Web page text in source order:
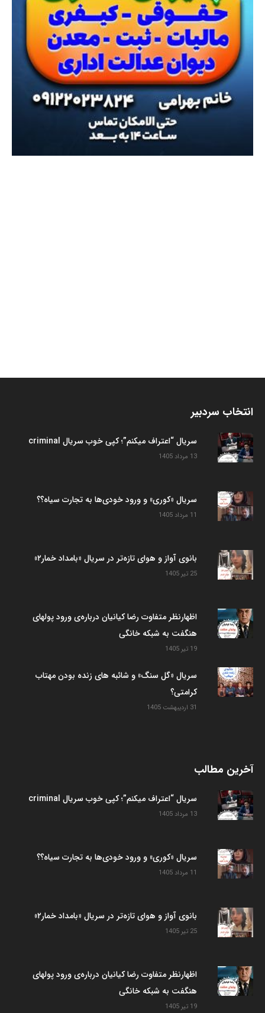
انتخاب سردبیر
سریال “اعتراف میکنم”؛ کپی خوب سریال criminal
13 مرداد 1405
سریال «کوری» و ورود خودی‌ها به تجارت سیاه؟؟
11 مرداد 1405
بانوی آواز و هوای تازه‌تر در سریال «بامداد خمار۲»
25 تیر 1405
اظهارنظر متفاوت رضا کیانیان درباره‌ی ورود پولهای
هنگفت به شبکه خانگی
19 تیر 1405
سریال «گل سنگ» و شائبه های زنده بودن مهتاب
کرامتی؟
31 اردیبهشت 1405
آخرین مطالب
سریال “اعتراف میکنم”؛ کپی خوب سریال criminal
13 مرداد 1405
سریال «کوری» و ورود خودی‌ها به تجارت سیاه؟؟
11 مرداد 1405
بانوی آواز و هوای تازه‌تر در سریال «بامداد خمار۲»
25 تیر 1405
اظهارنظر متفاوت رضا کیانیان درباره‌ی ورود پولهای
هنگفت به شبکه خانگی
19 تیر 1405